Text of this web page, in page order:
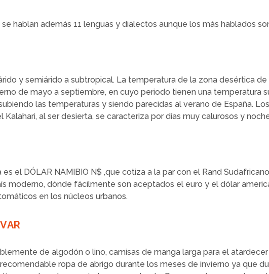
hablan además 11 lenguas y dialectos aunque los más hablados
y semiárido a subtropical. La temperatura de la zona desértica
de mayo a septiembre, en cuyo periodo tienen una temperatura
las temperaturas y siendo parecidas al verano de España.
al ser desierta, se caracteriza por días muy calurosos y
el DÓLAR NAMIBIO N$ ,que cotiza a la par con el Rand
moderno, dónde fácilmente son aceptados el euro y el dólar
en los núcleos urbanos.
de algodón o lino, camisas de manga larga para el
ropa de abrigo durante los meses de invierno ya que